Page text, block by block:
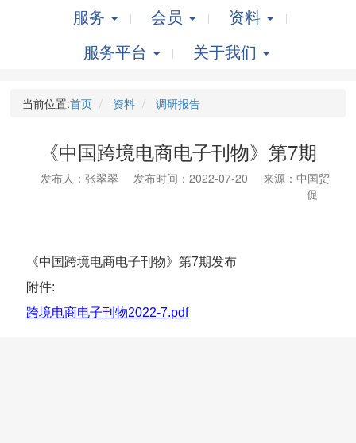
服务
会员
资料
服务平台
关于我们
当前位置:首页 资料 调研报告
《中国跨境电商电子刊物》第7期
发布人：张翠翠 发布时间：2022-07-20
来源：中国贸
促
《中国跨境电商电子刊物》第7期发布
附件:
跨境电商电子刊物2022-7.pdf